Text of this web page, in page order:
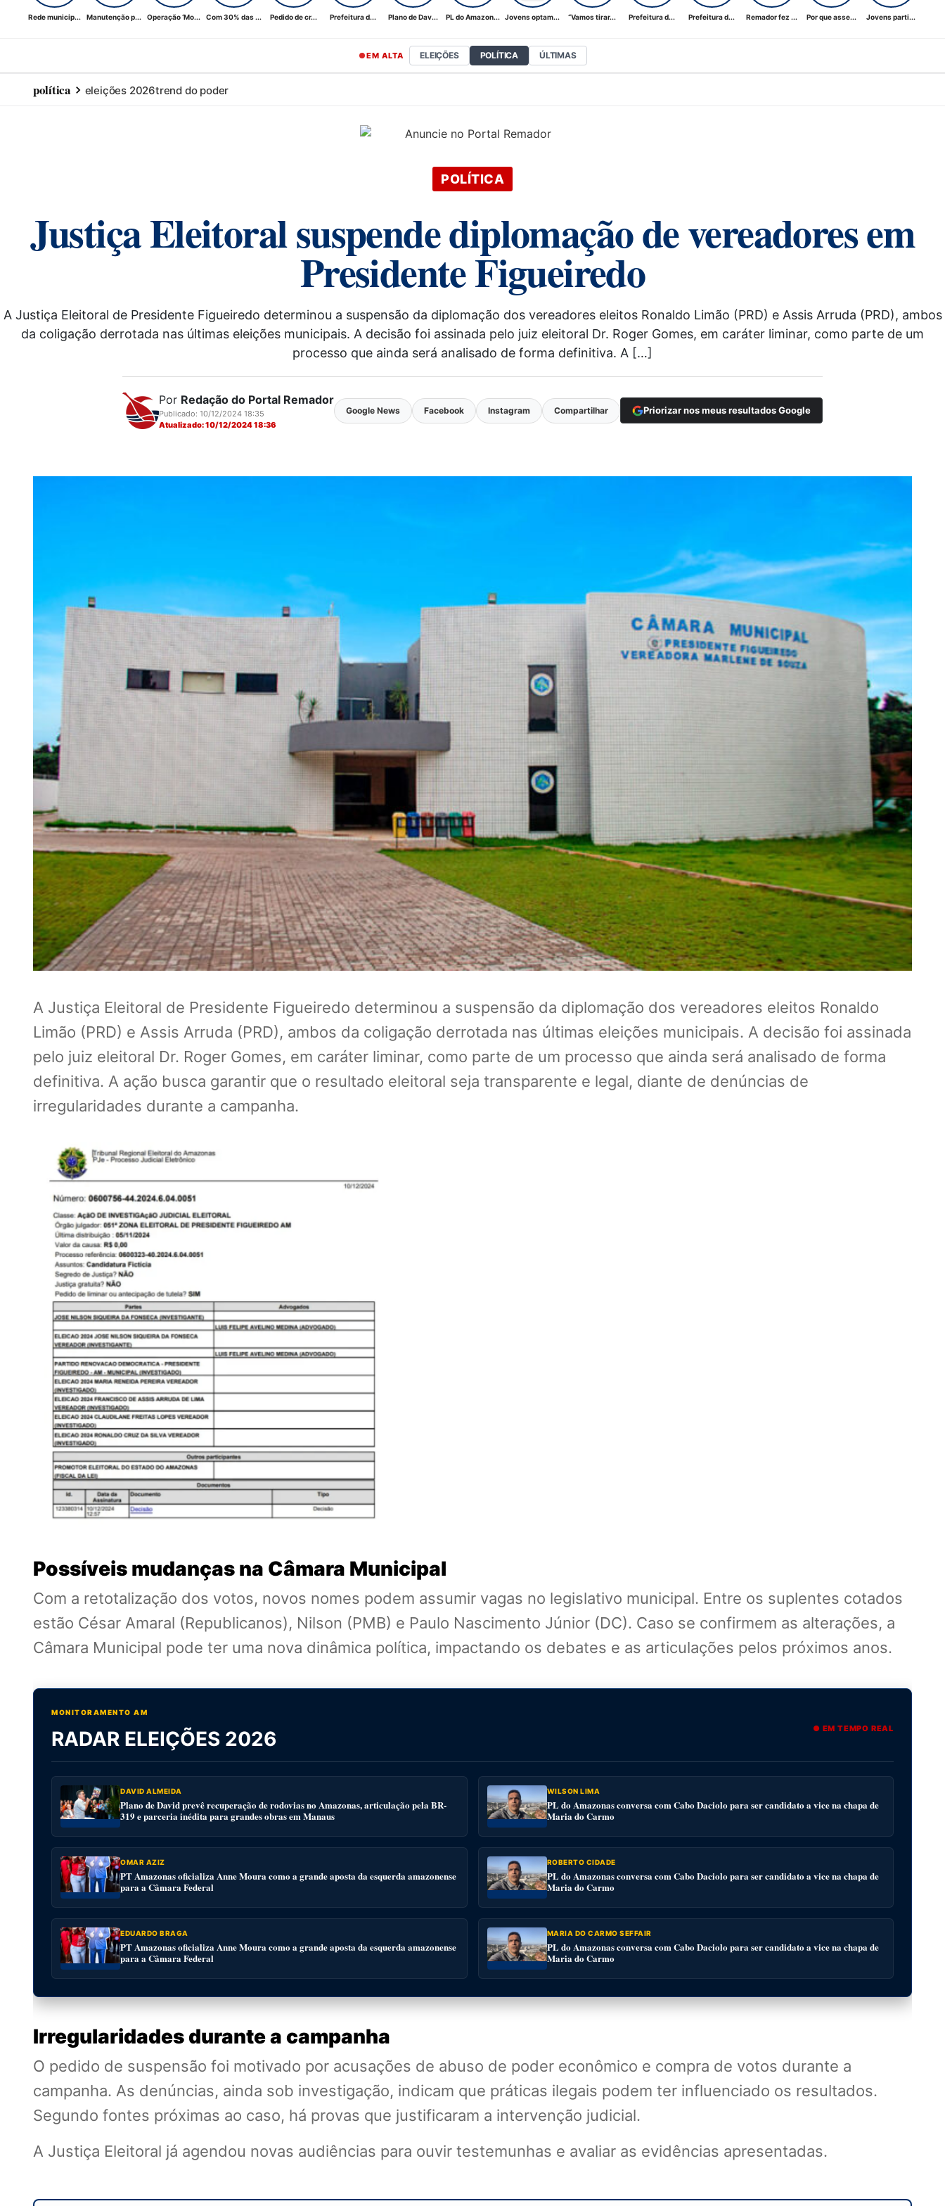
Rede municip... Manutenção p... Operação ‘Mo... Com 30% das ... Pedido de cr... Prefeitura d... Plano de Dav... PL do Amazon... Jovens optam... “Vamos tirar... Prefeitura d... Prefeitura d... Remador fez ... Por que asse... Jovens parti...
EM ALTA ELEIÇÕES POLÍTICA ÚLTIMAS
política eleições 2026trend do poder
POLÍTICA
Justiça Eleitoral suspende diplomação de vereadores em
Presidente Figueiredo
A Justiça Eleitoral de Presidente Figueiredo determinou a suspensão da diplomação dos vereadores eleitos Ronaldo Limão (PRD) e Assis Arruda (PRD), ambos
da coligação derrotada nas últimas eleições municipais. A decisão foi assinada pelo juiz eleitoral Dr. Roger Gomes, em caráter liminar, como parte de um
processo que ainda será analisado de forma definitiva. A […]
Por Redação do Portal Remador
Publicado: 10/12/2024 18:35
Atualizado: 10/12/2024 18:36
Google News Facebook Instagram Compartilhar Priorizar nos meus resultados Google
A Justiça Eleitoral de Presidente Figueiredo determinou a suspensão da diplomação dos vereadores eleitos Ronaldo
Limão (PRD) e Assis Arruda (PRD), ambos da coligação derrotada nas últimas eleições municipais. A decisão foi assinada
pelo juiz eleitoral Dr. Roger Gomes, em caráter liminar, como parte de um processo que ainda será analisado de forma
definitiva. A ação busca garantir que o resultado eleitoral seja transparente e legal, diante de denúncias de
irregularidades durante a campanha.
Possíveis mudanças na Câmara Municipal
Com a retotalização dos votos, novos nomes podem assumir vagas no legislativo municipal. Entre os suplentes cotados
estão César Amaral (Republicanos), Nilson (PMB) e Paulo Nascimento Júnior (DC). Caso se confirmem as alterações, a
Câmara Municipal pode ter uma nova dinâmica política, impactando os debates e as articulações pelos próximos anos.
MONITORAMENTO AM
RADAR ELEIÇÕES 2026 ● EM TEMPO REAL
DAVID ALMEIDA
Plano de David prevê recuperação de rodovias no Amazonas, articulação pela BR-
319 e parceria inédita para grandes obras em Manaus
WILSON LIMA
PL do Amazonas conversa com Cabo Daciolo para ser candidato a vice na chapa de
Maria do Carmo
OMAR AZIZ
PT Amazonas oficializa Anne Moura como a grande aposta da esquerda amazonense
para a Câmara Federal
ROBERTO CIDADE
PL do Amazonas conversa com Cabo Daciolo para ser candidato a vice na chapa de
Maria do Carmo
EDUARDO BRAGA
PT Amazonas oficializa Anne Moura como a grande aposta da esquerda amazonense
para a Câmara Federal
MARIA DO CARMO SEFFAIR
PL do Amazonas conversa com Cabo Daciolo para ser candidato a vice na chapa de
Maria do Carmo
Irregularidades durante a campanha
O pedido de suspensão foi motivado por acusações de abuso de poder econômico e compra de votos durante a
campanha. As denúncias, ainda sob investigação, indicam que práticas ilegais podem ter influenciado os resultados.
Segundo fontes próximas ao caso, há provas que justificaram a intervenção judicial.
A Justiça Eleitoral já agendou novas audiências para ouvir testemunhas e avaliar as evidências apresentadas.